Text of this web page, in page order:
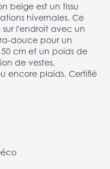
beige est un tissu
hivernales. Ce
l'endroit avec un
douce pour un
cm et un poids de
de vestes,
encore plaids. Certifié